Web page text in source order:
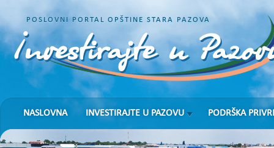
POSLOVNI PORTAL OPŠTINE STARA PAZOVA
NASLOVNA INVESTIRAJTE U PAZOVU PODRŠKA